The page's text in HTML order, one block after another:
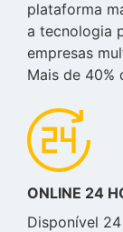
plataforma
a tecnologia
empresas
Mais de 40%
ONLINE 24
Disponível